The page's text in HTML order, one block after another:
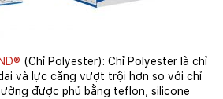
(Chỉ Polyester): Chỉ Polyester là chỉ
và lực căng vượt trội hơn so với chỉ
được phủ bằng teflon, silicone